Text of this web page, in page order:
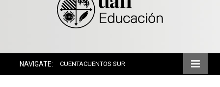
NAVIGATE: CUENTACUENTOS SUR